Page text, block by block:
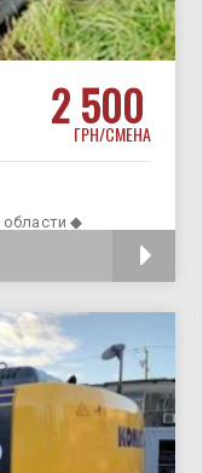
2 500
ГРН/СМЕНА
области ◆